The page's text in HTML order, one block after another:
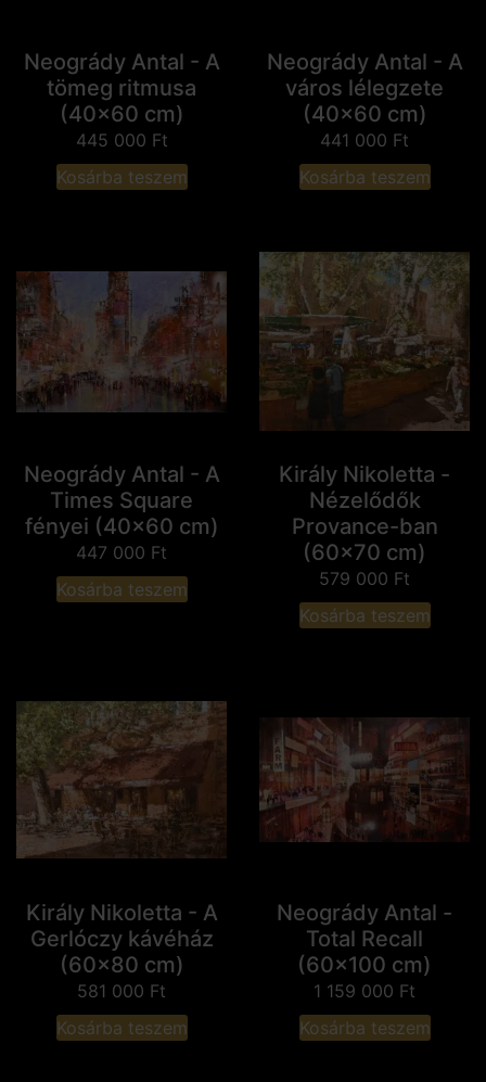
Neogrády Antal - A
tömeg ritmusa
(40x60 cm)
445 000 Ft
Kosárba teszem
Neogrády Antal - A
város lélegzete
(40x60 cm)
441 000 Ft
Kosárba teszem
Neogrády Antal - A
Times Square
fényei (40x60 cm)
447 000 Ft
Kosárba teszem
Király Nikoletta -
Nézelődők
Provance-ban
(60x70 cm)
579 000 Ft
Kosárba teszem
Király Nikoletta - A
Gerlóczy kávéház
(60x80 cm)
581 000 Ft
Kosárba teszem
Neogrády Antal -
Total Recall
(60x100 cm)
1 159 000 Ft
Kosárba teszem